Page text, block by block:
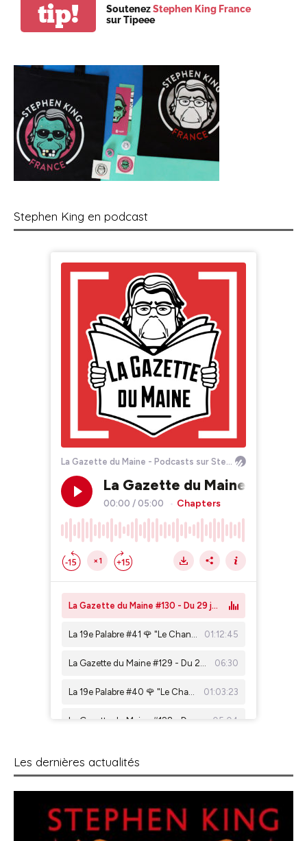
tip! SoutenezStephen King France
sur Tipeee
Stephen King en podcast
Les dernières actualités